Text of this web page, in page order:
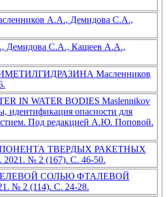
А.А., Демидова С.А.,
С.А., Кащеев А.А.,
Масленников
IN WATER BODIES Maslennikov
идентификация опасности для
Под редакцией А.Ю. Поповой.
ТВЕРДЫХ РАКЕТНЫХ
№ 2 (167). С. 46-50.
СОЛЬЮ ФТАЛЕВОЙ
№ 2 (114). С. 24-28.